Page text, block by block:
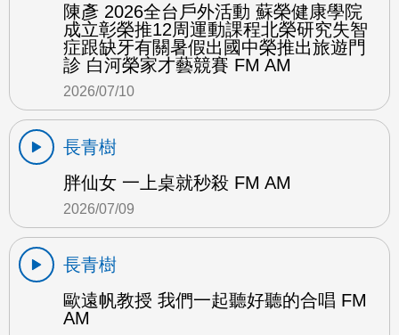
陳彥 2026全台戶外活動 蘇榮健康學院
成立彰榮推12周運動課程北榮研究失智
症跟缺牙有關暑假出國中榮推出旅遊門
診 白河榮家才藝競賽 FM AM
2026/07/10
長青樹
胖仙女 一上桌就秒殺 FM AM
2026/07/09
長青樹
歐遠帆教授 我們一起聽好聽的合唱 FM
AM